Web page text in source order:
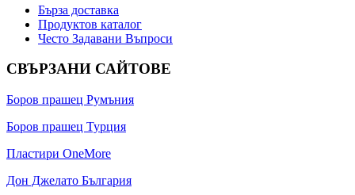
Бърза доставка
Продуктов каталог
Често Задавани Въпроси
СВЪРЗАНИ САЙТОВЕ
Боров прашец Румъния
Боров прашец Турция
Пластири OneMore
Дон Джелато България